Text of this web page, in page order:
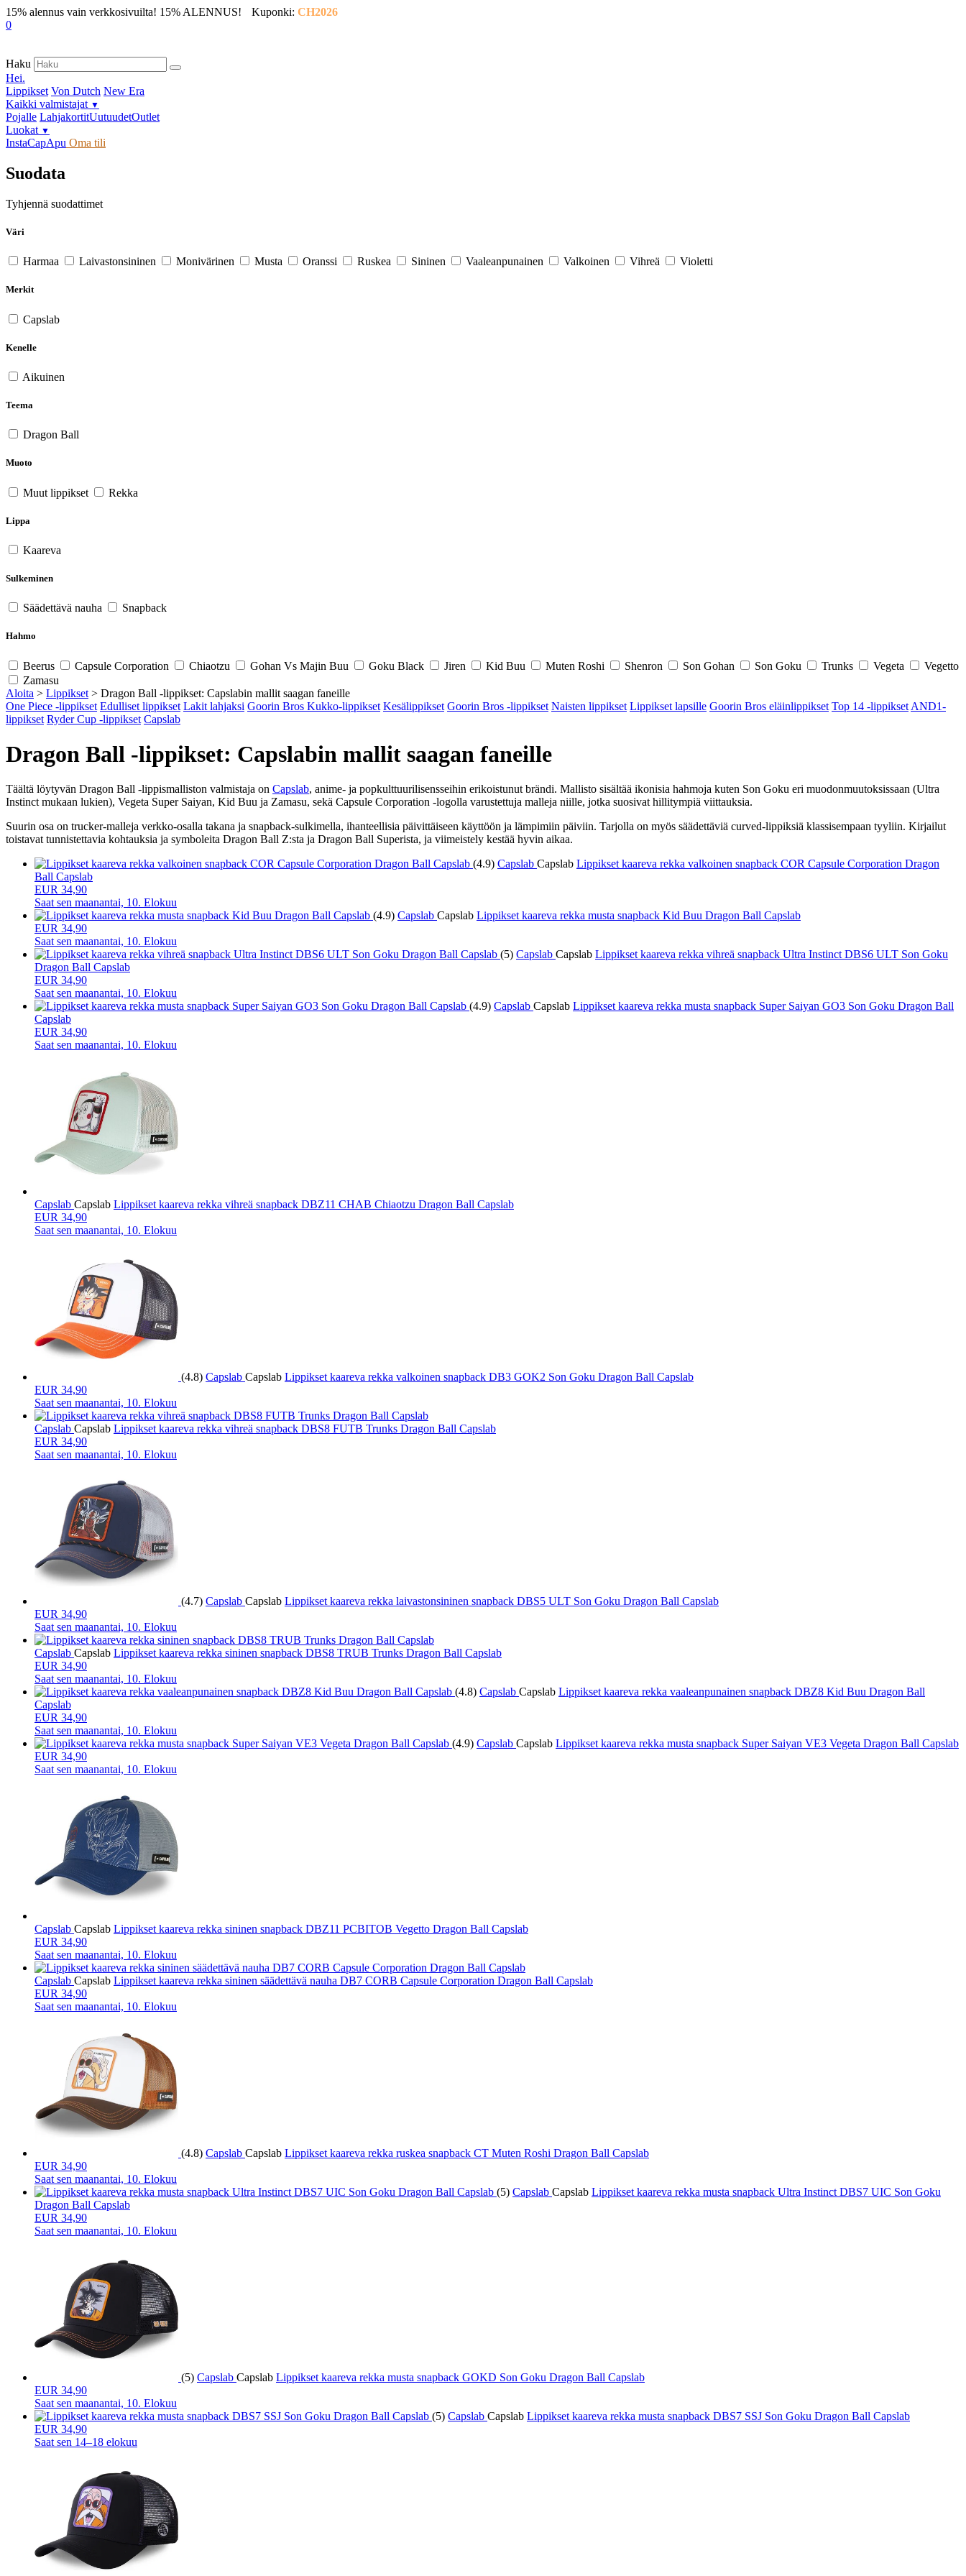
15% alennus vain verkkosivuilta! 15% ALENNUS! Kuponki: CH2026
0
Haku
Hei.
Lippikset Von Dutch New Era
Kaikki valmistajat ▼
Pojalle LahjakortitUutuudetOutlet
Luokat ▼
InstaCapApu Oma tili
Suodata
Tyhjennä suodattimet
Väri
Harmaa Laivastonsininen Monivärinen Musta Oranssi Ruskea Sininen Vaaleanpunainen Valkoinen Vihreä Violetti
Merkit
Capslab
Kenelle
Aikuinen
Teema
Dragon Ball
Muoto
Muut lippikset Rekka
Lippa
Kaareva
Sulkeminen
Säädettävä nauha Snapback
Hahmo
Beerus Capsule Corporation Chiaotzu Gohan Vs Majin Buu Goku Black Jiren Kid Buu Muten Roshi Shenron Son Gohan Son Goku Trunks Vegeta
Vegetto
Zamasu
Aloita > Lippikset > Dragon Ball -lippikset: Capslabin mallit saagan faneille
One Piece -lippikset Edulliset lippikset Lakit lahjaksi Goorin Bros Kukko-lippikset Kesälippikset Goorin Bros -lippikset Naisten lippikset Lippikset lapsille Goorin Bros eläinlippikset Top 14 -lippikset AND1-
lippikset Ryder Cup -lippikset Capslab
Dragon Ball -lippikset: Capslabin mallit saagan faneille
Täältä löytyvän Dragon Ball -lippismalliston valmistaja on Capslab, anime- ja popkulttuurilisensseihin erikoistunut brändi. Mallisto sisältää ikonisia hahmoja kuten Son Goku eri muodonmuutoksissaan (Ultra
Instinct mukaan lukien), Vegeta Super Saiyan, Kid Buu ja Zamasu, sekä Capsule Corporation -logolla varustettuja malleja niille, jotka suosivat hillitympiä viittauksia.
Suurin osa on trucker-malleja verkko-osalla takana ja snapback-sulkimella, ihanteellisia päivittäiseen käyttöön ja lämpimiin päiviin. Tarjolla on myös säädettäviä curved-lippiksiä klassisempaan tyyliin. Kirjailut
toistavat tunnistettavia kohtauksia ja symboleita Dragon Ball Z:sta ja Dragon Ball Superista, ja viimeistely kestää hyvin aikaa.
(4.9) Capslab Capslab Lippikset kaareva rekka valkoinen snapback COR Capsule Corporation Dragon
Ball Capslab
EUR 34,90
Saat sen maanantai, 10. Elokuu
(4.9) Capslab Capslab Lippikset kaareva rekka musta snapback Kid Buu Dragon Ball Capslab
EUR 34,90
Saat sen maanantai, 10. Elokuu
(5) Capslab Capslab Lippikset kaareva rekka vihreä snapback Ultra Instinct DBS6 ULT Son Goku
Dragon Ball Capslab
EUR 34,90
Saat sen maanantai, 10. Elokuu
(4.9) Capslab Capslab Lippikset kaareva rekka musta snapback Super Saiyan GO3 Son Goku Dragon Ball
Capslab
EUR 34,90
Saat sen maanantai, 10. Elokuu
Capslab Capslab Lippikset kaareva rekka vihreä snapback DBZ11 CHAB Chiaotzu Dragon Ball Capslab
EUR 34,90
Saat sen maanantai, 10. Elokuu
(4.8) Capslab Capslab Lippikset kaareva rekka valkoinen snapback DB3 GOK2 Son Goku Dragon Ball Capslab
EUR 34,90
Saat sen maanantai, 10. Elokuu
Capslab Capslab Lippikset kaareva rekka vihreä snapback DBS8 FUTB Trunks Dragon Ball Capslab
EUR 34,90
Saat sen maanantai, 10. Elokuu
(4.7) Capslab Capslab Lippikset kaareva rekka laivastonsininen snapback DBS5 ULT Son Goku Dragon Ball Capslab
EUR 34,90
Saat sen maanantai, 10. Elokuu
Capslab Capslab Lippikset kaareva rekka sininen snapback DBS8 TRUB Trunks Dragon Ball Capslab
EUR 34,90
Saat sen maanantai, 10. Elokuu
(4.8) Capslab Capslab Lippikset kaareva rekka vaaleanpunainen snapback DBZ8 Kid Buu Dragon Ball
Capslab
EUR 34,90
Saat sen maanantai, 10. Elokuu
(4.9) Capslab Capslab Lippikset kaareva rekka musta snapback Super Saiyan VE3 Vegeta Dragon Ball Capslab
EUR 34,90
Saat sen maanantai, 10. Elokuu
Capslab Capslab Lippikset kaareva rekka sininen snapback DBZ11 PCBITOB Vegetto Dragon Ball Capslab
EUR 34,90
Saat sen maanantai, 10. Elokuu
Capslab Capslab Lippikset kaareva rekka sininen säädettävä nauha DB7 CORB Capsule Corporation Dragon Ball Capslab
EUR 34,90
Saat sen maanantai, 10. Elokuu
(4.8) Capslab Capslab Lippikset kaareva rekka ruskea snapback CT Muten Roshi Dragon Ball Capslab
EUR 34,90
Saat sen maanantai, 10. Elokuu
(5) Capslab Capslab Lippikset kaareva rekka musta snapback Ultra Instinct DBS7 UIC Son Goku
Dragon Ball Capslab
EUR 34,90
Saat sen maanantai, 10. Elokuu
(5) Capslab Capslab Lippikset kaareva rekka musta snapback GOKD Son Goku Dragon Ball Capslab
EUR 34,90
Saat sen maanantai, 10. Elokuu
(5) Capslab Capslab Lippikset kaareva rekka musta snapback DBS7 SSJ Son Goku Dragon Ball Capslab
EUR 34,90
Saat sen 14–18 elokuu